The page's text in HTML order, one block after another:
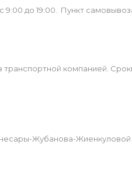
9:00 до 19:00. Пункт
компанией.
Жубанова-Жиенкуловой